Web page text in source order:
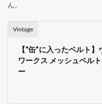
ん。
Vintage
【“缶”に入ったベルト
ワークス メッシュベル
ー